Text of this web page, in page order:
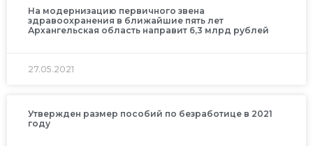
На модернизацию первичного звена
здравоохранения в ближайшие пять лет
Архангельская область направит 6,3 млрд рублей
27.05.2021
Утвержден размер пособий по безработице в 2021
году